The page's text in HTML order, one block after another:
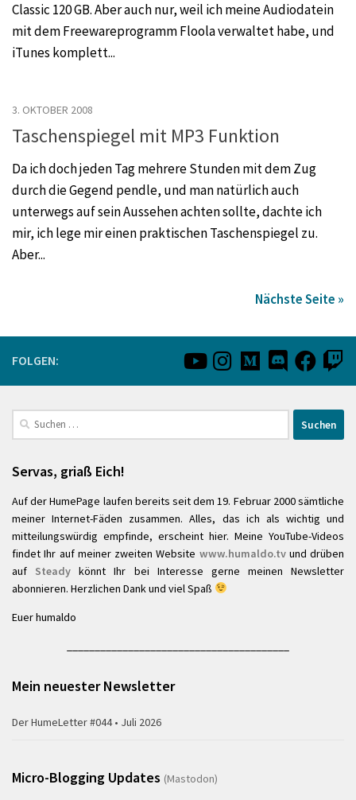
Classic 120 GB. Aber auch nur, weil ich meine Audiodatein
mit dem Freewareprogramm Floola verwaltet habe, und
iTunes komplett...
3. OKTOBER 2008
Taschenspiegel mit MP3 Funktion
Da ich doch jeden Tag mehrere Stunden mit dem Zug
durch die Gegend pendle, und man natürlich auch
unterwegs auf sein Aussehen achten sollte, dachte ich
mir, ich lege mir einen praktischen Taschenspiegel zu.
Aber...
Nächste Seite »
FOLGEN:
Suchen
nach:
Servas, griaß Eich!
Auf der HumePage laufen bereits seit dem 19. Februar 2000 sämtliche
meiner Internet-Fäden zusammen. Alles, das ich als wichtig und
mitteilungswürdig empfinde, erscheint hier. Meine YouTube-Videos
findet Ihr auf meiner zweiten Website www.humaldo.tvund drüben
auf Steady könnt Ihr bei Interesse gerne meinen Newsletter
abonnieren. Herzlichen Dank und viel Spaß
Euer humaldo
Mein neuester Newsletter
Der HumeLetter #044 • Juli 2026
Micro-Blogging Updates (Mastodon)